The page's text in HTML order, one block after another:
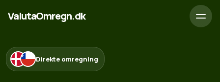
ValutaOmregn.dk
Direkte omregning